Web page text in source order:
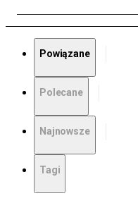
Powiązane
Polecane
Najnowsze
Tagi